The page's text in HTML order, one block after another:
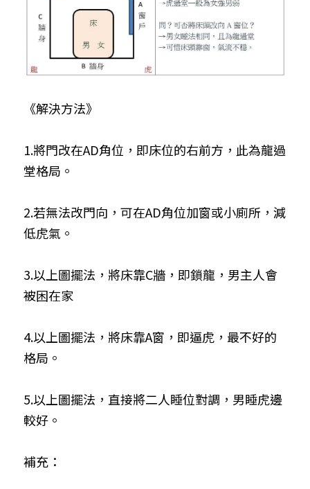
《解決方法》
1.將門改在AD角位，即床位的右前方，此為龍過
堂格局。
2.若無法改門向，可在AD角位加窗或小廁所，減
低虎氣。
3.以上圖擺法，將床靠C牆，即鎖龍，男主人會
被困在家
4.以上圖擺法，將床靠A窗，即逼虎，最不好的
格局。
5.以上圖擺法，直接將二人睡位對調，男睡虎邊
較好。
補充：